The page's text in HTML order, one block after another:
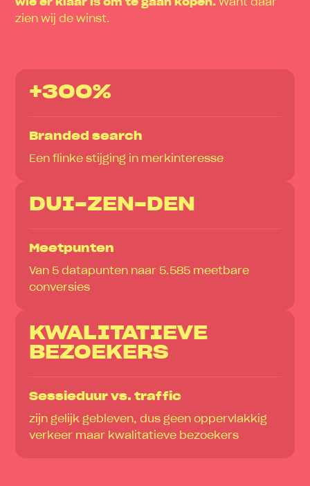
wie er klaar is om te gaan kopen. Want dáár
zien wij de winst.
+300%
Branded search
Een flinke stijging in merkinteresse
DUI-ZEN-DEN
Meetpunten
Van 5 datapunten naar 5.585 meetbare
conversies
KWALITATIEVE
BEZOEKERS
Sessieduur vs. traffic
zijn gelijk gebleven, dus geen oppervlakkig
verkeer maar kwalitatieve bezoekers